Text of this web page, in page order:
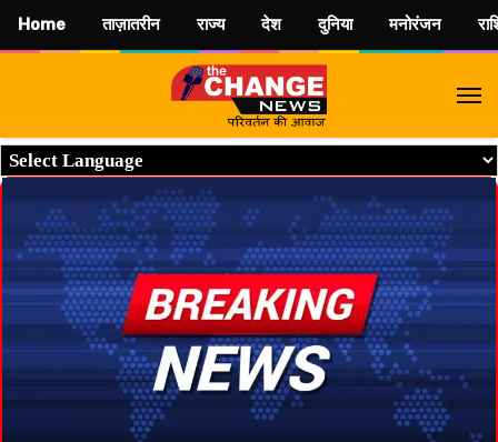
Home ताज़ातरीन राज्य देश दुनिया मनोरंजन